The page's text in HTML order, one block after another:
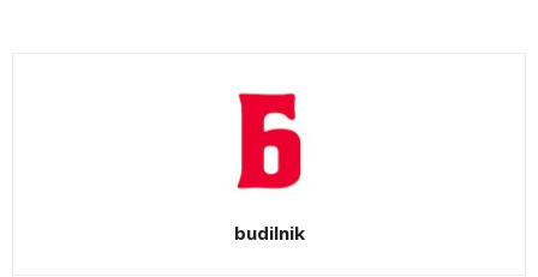
budilnik